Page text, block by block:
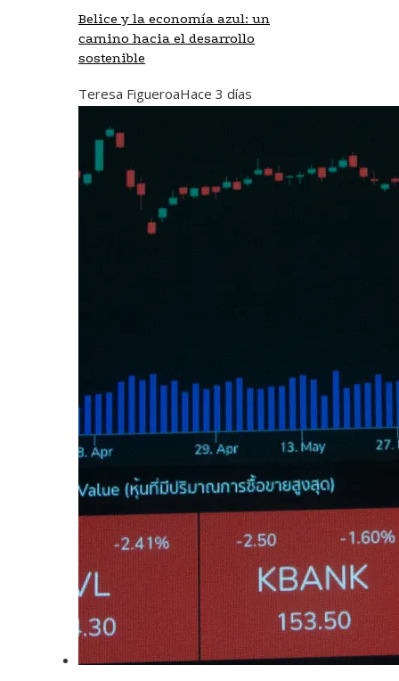
Belice y la economía azul: un
camino hacia el desarrollo
sostenible
Teresa FigueroaHace 3 días